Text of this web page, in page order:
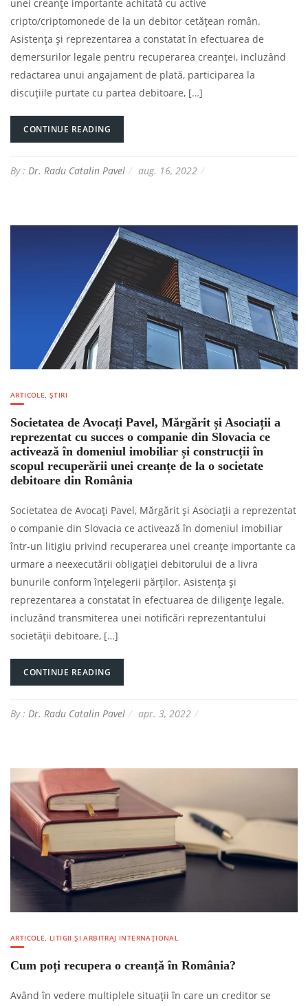
unei creanțe importante achitată cu active
cripto/criptomonede de la un debitor cetățean român.
Asistența și reprezentarea a constatat în efectuarea de
demersurilor legale pentru recuperarea creanței, incluzând
redactarea unui angajament de plată, participarea la
discuțiile purtate cu partea debitoare, […]
CONTINUE READING
By : Dr. Radu Catalin Pavel aug. 16, 2022
ARTICOLE,ȘTIRI
Societatea de Avocați Pavel, Mărgărit și Asociații a
reprezentat cu succes o companie din Slovacia ce
activează în domeniul imobiliar și construcții în
scopul recuperării unei creanțe de la o societate
debitoare din România
Societatea de Avocați Pavel, Mărgărit și Asociații a reprezentat
o companie din Slovacia ce activează în domeniul imobiliar
într-un litigiu privind recuperarea unei creanțe importante ca
urmare a neexecutării obligației debitorului de a livra
bunurile conform înțelegerii părților. Asistența și
reprezentarea a constatat în efectuarea de diligențe legale,
incluzând transmiterea unei notificări reprezentantului
societății debitoare, […]
CONTINUE READING
By : Dr. Radu Catalin Pavel apr. 3, 2022
ARTICOLE, LITIGII ȘI ARBITRAJ INTERNAȚIONAL
Cum poți recupera o creanță în România?
Având în vedere multiplele situații în care un creditor se